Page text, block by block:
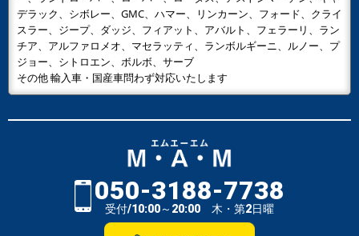
デラック、シボレー、GMC、ハマー、リンカーン、フォード、クライ
スラー、ジープ、ダッジ、フィアット、アバルト、フェラーリ、ラン
チア、アルファロメオ、マセラッティ、ランボルギーニ、ルノー、プ
ジョー、シトロエン、ボルボ、サーブ
その他 輸入車・国産車問わず対応いたします
050-3188-7738
受付/10:00～20:00 木・第2日曜